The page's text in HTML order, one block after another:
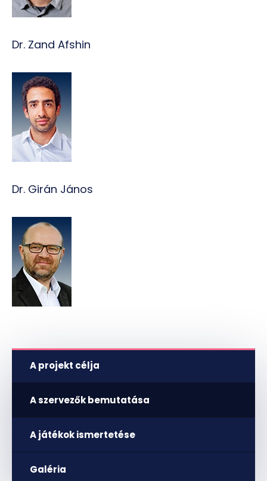
Dr. Zand Afshin
Dr. Girán János
A projekt célja
A szervezők bemutatása
A játékok ismertetése
Galéria